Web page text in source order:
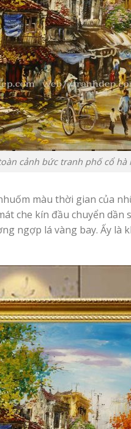
cảnh bức tranh phố cổ hà
màu thời gian của
che kín đầu chuyển
ngợp lá vàng bay. Ấy là